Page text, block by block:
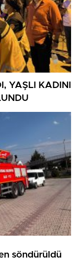
YAŞLI KADINI
söndürüldü